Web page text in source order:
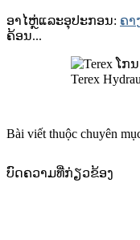
ອາ​ໄຫຼ່​ແລະ​ອຸ​ປະ​ກອນ​: ຄາ
ຄ້ອນ...
Terex
Bài viết thuộc chuyên
ບົດຄວາມທີ່ກ່ຽວຂ້ອງ